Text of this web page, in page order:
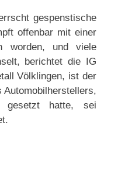
gespenstische
offenbar mit einer
worden, und viele
berichtet die IG
Völklingen, ist der
Automobilherstellers,
gesetzt hatte, sei